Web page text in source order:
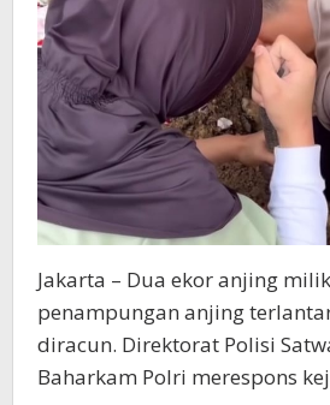
Jakarta – Dua ekor anjing
penampungan anjing
diracun. Direktorat Polisi
Baharkam Polri merespons